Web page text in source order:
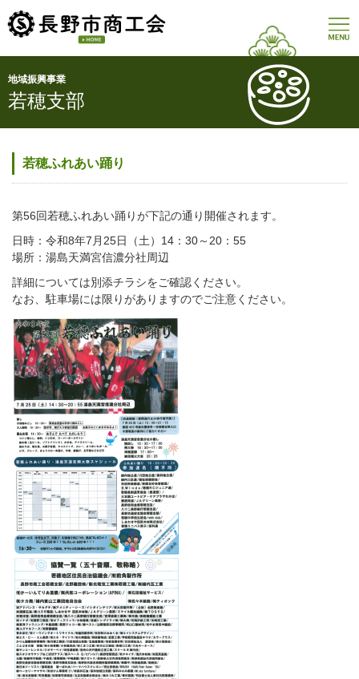
HOME
商工会の概要
商工会の事業
管轄地域
経営発達支援計画
入会案内
商工会合併の経緯
会員紹介
商工会報ながの
かわら版
経営支援
経営相談
記帳支援・代行
創業支援
事業継承支援
労務支援
その他支援
地域振興事業
若穂支部
若穂ふれあい踊り
第56回若穂ふれあい踊りが下記の通り開催されます。
日時：令和8年7月25日（土）14：30～20：55
場所：湯島天満宮信濃分社周辺
詳細については別添チラシをご確認ください。
なお、駐車場には限りがありますのでご注意ください。